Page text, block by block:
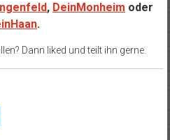
, DeinMonheim oder
.
Dann liked und teilt ihn gerne.